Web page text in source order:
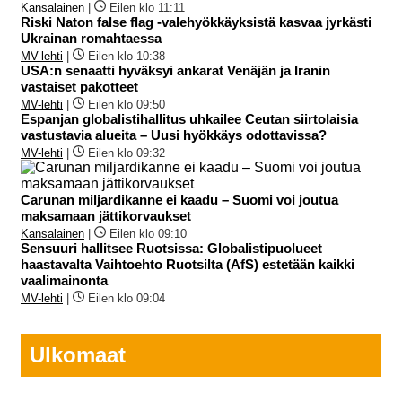
Kansalainen Eilen klo 11:11
Riski Naton false flag -valehyökkäyksistä kasvaa jyrkästi
Ukrainan romahtaessa
MV-lehti Eilen klo 10:38
USA:n senaatti hyväksyi ankarat Venäjän ja Iranin
vastaiset pakotteet
MV-lehti Eilen klo 09:50
Espanjan globalistihallitus uhkailee Ceutan siirtolaisia
vastustavia alueita – Uusi hyökkäys odottavissa?
MV-lehti Eilen klo 09:32
Carunan miljardikanne ei kaadu – Suomi voi joutua
maksamaan jättikorvaukset
Kansalainen Eilen klo 09:10
Sensuuri hallitsee Ruotsissa: Globalistipuolueet
haastavalta Vaihtoehto Ruotsilta (AfS) estetään kaikki
vaalimainonta
MV-lehti Eilen klo 09:04
Ulkomaat